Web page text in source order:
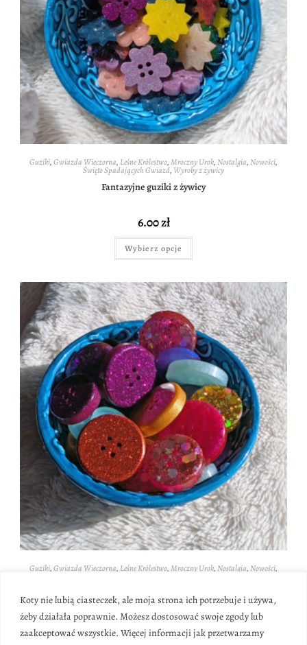
Koty nie lubią ciasteczek, ale moja strona ich potrzebuje i używa,
żeby działała poprawnie. Możesz dostosować swoje zgody lub
zaakceptować wszystkie. Więcej informacji jak przetwarzamy
Guziki,Gwiazda Wieczorna, Leśne Królestwo,Mroczny Urok,Nostalgia,Nowości,
Święto Spadających Gwiazd,Wyroby z żywicy
Fantazyjne guziki z żywicy
6.00zł
Wybierz opcje
Guziki,Gwiazda Wieczorna,Leśne Królestwo,Mroczny Urok,Nostalgia,Nowości,
Okrągłe guziki z żywicy
5.00zł –6.00zł